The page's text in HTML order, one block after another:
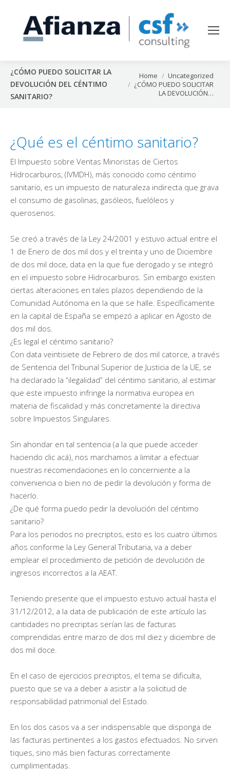
¿CÓMO PUEDO SOLICITAR LA
DEVOLUCIÓN DEL CÉNTIMO
SANITARIO?
You are here:
Home
Uncategorized
¿CÓMO PUEDO SOLICITAR
LA DEVOLUCIÓN…
¿Qué es el céntimo sanitario?
El Impuesto sobre Ventas Minoristas de Ciertos
Hidrocarburos, (IVMDH), más conocido como céntimo
sanitario, es un impuesto de naturaleza indirecta que grava
el consumo de gasolinas, gasóleos, fuelóleos y
querosenos.
Se creó a través de la Ley 24/2001 y estuvo actual entre el
1 de Enero de dos mil dos y el treinta y uno de Diciembre
de dos mil doce, data en la que fue derogado y se integró
en el impuesto sobre Hidrocarburos. Sin embargo existen
ciertas alteraciones en tales plazos dependiendo de la
Comunidad Autónoma en la que se halle. Específicamente
en la capital de España se empezó a aplicar en Agosto de
dos mil dos.
¿Es legal el céntimo sanitario?
Con data veintisiete de Febrero de dos mil catorce, a través
de Sentencia del Tribunal Superior de Justicia de la UE, se
ha declarado la “ilegalidad” del céntimo sanitario, al estimar
que este impuesto infringe la normativa europea en
materia de fiscalidad y más concretamente la directiva
sobre Impuestos Singulares.
Sin ahondar en tal sentencia (a la que puede acceder
haciendo clic acá), nos marchamos a limitar a efectuar
nuestras recomendaciones en lo concerniente a la
conveniencia o bien no de pedir la devolución y forma de
hacerlo.
¿De qué forma puedo pedir la devolución del céntimo
sanitario?
Para los periodos no precriptos, esto es los cuatro últimos
años conforme la Ley General Tributaria, va a deber
emplear el procedimiento de petición de devolución de
ingresos incorrectos a la AEAT.
Teniendo presente que el impuesto estuvo actual hasta el
31/12/2012, a la data de publicación de este artículo las
cantidades no precriptas serían las de facturas
comprendidas entre marzo de dos mil diez y diciembre de
dos mil doce.
En el caso de ejercicios precriptos, el tema se dificulta,
puesto que se va a deber a asistir a la solicitud de
responsabilidad patrimonial del Estado.
En los dos casos va a ser indispensable que disponga de
las facturas pertinentes a los gastos efectuados. No sirven
tiques, sino más bien facturas correctamente
cumplimentadas.